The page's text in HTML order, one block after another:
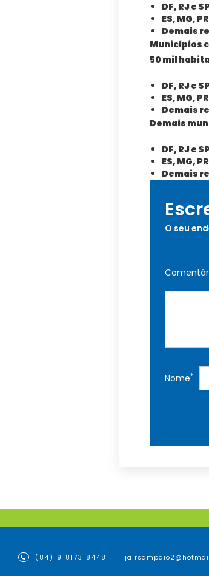
DF, RJ e
ES, MG,
Demais
Municípios
50 mil
DF, RJ e
ES, MG,
Demais
Demais
DF, RJ e
ES, MG,
Demais
O seu
Nome*
(84) 9 8173 8448